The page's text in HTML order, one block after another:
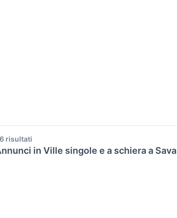
risultati
in Ville singole e a schiera a Sava